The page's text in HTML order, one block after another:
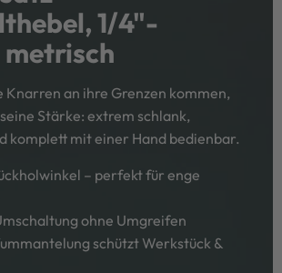
1/4"-
Knarren an ihre Grenzen kommen,
Stärke: extrem schlank,
komplett mit einer Hand bedienbar.
– perfekt für enge
ohne Umgreifen
schützt Werkstück &